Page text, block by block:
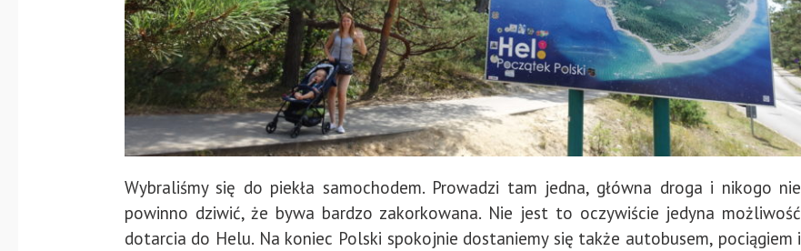
Wybraliśmy się do piekła samochodem. Prowadzi tam jedna, główna droga i nikogo nie
powinno dziwić, że bywa bardzo zakorkowana. Nie jest to oczywiście jedyna możliwość
dotarcia do Helu. Na koniec Polski spokojnie dostaniemy się także autobusem, pociągiem i